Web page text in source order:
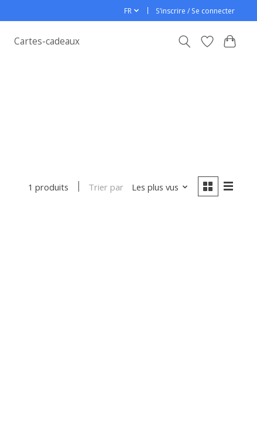
FR S’inscrire / Se connecter
Cartes-cadeaux
1 produits Trier par Les plus vus